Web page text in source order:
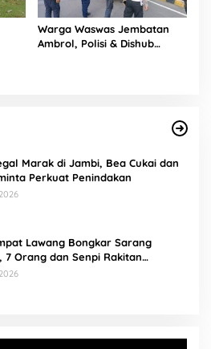
Warga Waswas Jembatan
Ambrol, Polisi & Dishub
Marak di Jambi, Bea Cukai dan
Perkuat Penindakan
Lawang Bongkar Sarang
7 Orang dan Senpi Rakitan